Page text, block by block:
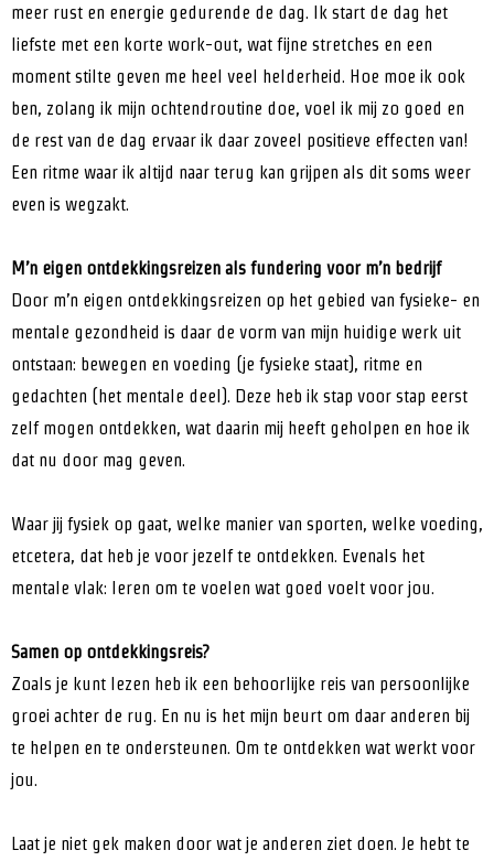
meer rust en energie gedurende de dag. Ik start de dag het
liefste met een korte work-out, wat fijne stretches en een
moment stilte geven me heel veel helderheid. Hoe moe ik ook
ben, zolang ik mijn ochtendroutine doe, voel ik mij zo goed en
de rest van de dag ervaar ik daar zoveel positieve effecten van!
Een ritme waar ik altijd naar terug kan grijpen als dit soms weer
even is wegzakt.
M’n eigen ontdekkingsreizen als fundering voor m’n bedrijf
Door m’n eigen ontdekkingsreizen op het gebied van fysieke- en
mentale gezondheid is daar de vorm van mijn huidige werk uit
ontstaan: bewegen en voeding (je fysieke staat), ritme en
gedachten (het mentale deel). Deze heb ik stap voor stap eerst
zelf mogen ontdekken, wat daarin mij heeft geholpen en hoe ik
dat nu door mag geven.
Waar jij fysiek op gaat, welke manier van sporten, welke voeding,
etcetera, dat heb je voor jezelf te ontdekken. Evenals het
mentale vlak: leren om te voelen wat goed voelt voor jou.
Samen op ontdekkingsreis?
Zoals je kunt lezen heb ik een behoorlijke reis van persoonlijke
groei achter de rug. En nu is het mijn beurt om daar anderen bij
te helpen en te ondersteunen. Om te ontdekken wat werkt voor
jou.
Laat je niet gek maken door wat je anderen ziet doen. Je hebt te